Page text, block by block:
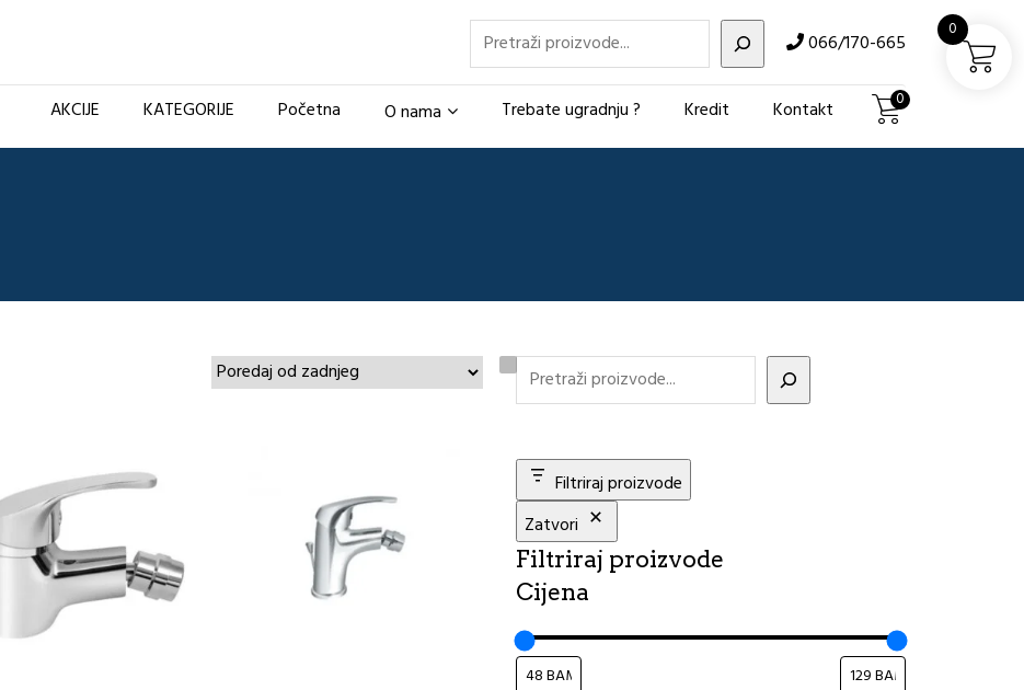
Pretraži 066/170-665
AKCIJE KATEGORIJE Početna O nama Trebate ugradnju ? Kredit Kontakt 0
Filtriraj proizvode
Zatvori
Filtriraj proizvode
Cijena
0